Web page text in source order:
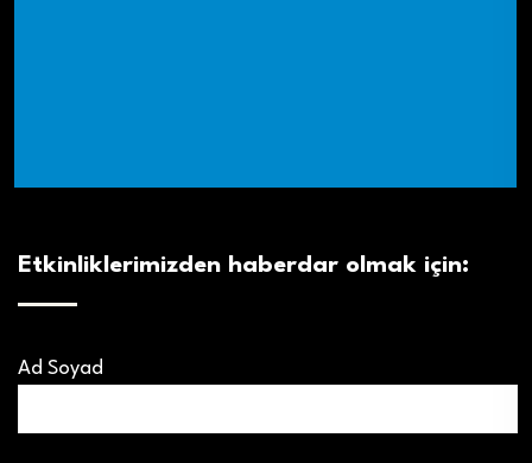
Etkinliklerimizden haberdar olmak için:
Ad Soyad